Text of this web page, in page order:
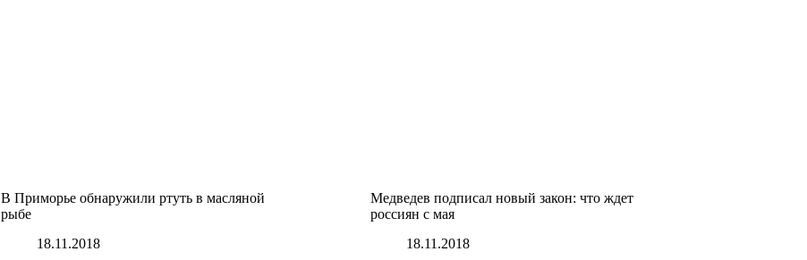
В Приморье обнаружили ртуть в масляной
рыбе
18.11.2018
Медведев подписал новый закон: что ждет
россиян с мая
18.11.2018